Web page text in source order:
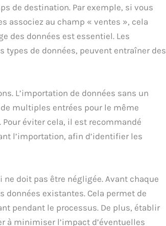
de destination. Par exemple, si vous
associez au champ « ventes », cela
des données est essentiel. Les
types de données, peuvent entraîner des
L’importation de données sans un
multiples entrées pour le même
éviter cela, il est recommandé
l’importation, afin d’identifier les
doit pas être négligée. Avant chaque
existantes. Cela permet de
pendant le processus. De plus, établir
à minimiser l’impact d’éventuelles